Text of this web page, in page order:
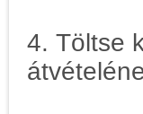
4. Töltse